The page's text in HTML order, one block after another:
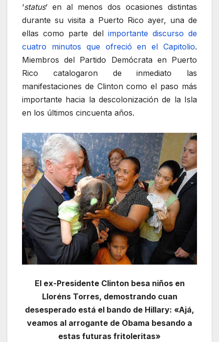
‘status‘ en al menos dos ocasiones distintas
durante su visita a Puerto Rico ayer, una de
ellas como parte del importante discurso de
cuatro minutos que ofreció en el Capitolio.
Miembros del Partido Demócrata en Puerto
Rico catalogaron de inmediato las
manifestaciones de Clinton como el paso más
importante hacia la descolonización de la Isla
en los últimos cincuenta años.
El ex-Presidente Clinton besa niños en
Lloréns Torres, demostrando cuan
desesperado está el bando de Hillary: «Ajá,
veamos al arrogante de Obama besando a
estas futuras fritoleritas»